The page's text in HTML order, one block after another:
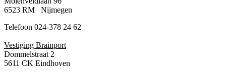
6523 RM Nijmegen
Telefoon 024-378 24 62
Vestiging Brainport
Dommelstraat 2
5611 CK Eindhoven